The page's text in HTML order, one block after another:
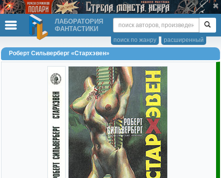
ЛАБОРАТОРИЯ
ФАНТАСТИКИ
расширенный
поиск по жанру
Роберт Сильверберг «Стархэвен»